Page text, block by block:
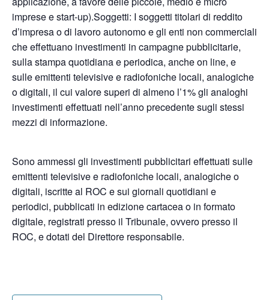
imprese e start-up).Soggetti: I soggetti titolari di reddito
d’impresa o di lavoro autonomo e gli enti non commerciali
che effettuano investimenti in campagne pubblicitarie,
sulla stampa quotidiana e periodica, anche on line, e
sulle emittenti televisive e radiofoniche locali, analogiche
o digitali, il cui valore superi di almeno l’1% gli analoghi
investimenti effettuati nell’anno precedente sugli stessi
mezzi di informazione.
Sono ammessi gli investimenti pubblicitari effettuati sulle
emittenti televisive e radiofoniche locali, analogiche o
digitali, iscritte al ROC e sui giornali quotidiani e
periodici, pubblicati in edizione cartacea o in formato
digitale, registrati presso il Tribunale, ovvero presso il
ROC, e dotati del Direttore responsabile.